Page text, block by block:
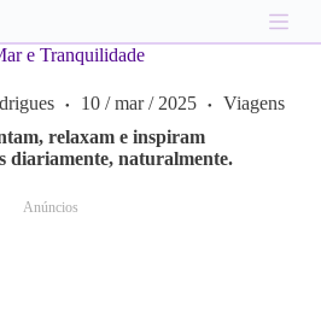
e Tranquilidade
10 / mar / 2025
Viagens
relaxam e inspiram
diariamente, naturalmente.
Anúncios